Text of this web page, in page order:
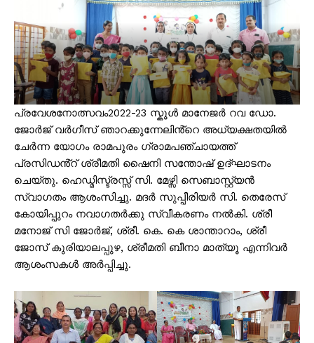
പ്രവേശനോത്സവം2022-23 സ്കൂൾ മാനേജർ റവ ഡോ.
ജോർജ് വർഗീസ് ഞാറക്കുന്നേലിൻ്റെ അധ്യക്ഷതയിൽ
ചേർന്ന യോഗം രാമപുരം ഗ്രാമപഞ്ചായത്ത്
പ്രസിഡൻ്റ് ശ്രീമതി ഷൈനി സന്തോഷ് ഉദ്ഘാടനം
ചെയ്തു. ഹെഡ്മിസ്ട്രസ്സ് സി. മേഴ്സി സെബാസ്റ്റ്യൻ
സ്വാഗതം ആശംസിച്ചു. മദർ സുപ്പീരിയർ സി. തെരേസ്
കോയിപ്പുറം നവാഗതർക്കു സ്വീകരണം നൽകി. ശ്രീ
മനോജ് സി ജോർജ്, ശ്രീ. കെ. കെ ശാന്താറാം, ശ്രീ
ജോസ് കുരിയാലപ്പുഴ, ശ്രീമതി ബീനാ മാത്യൂ എന്നിവർ
ആശംസകൾ അർപ്പിച്ചു.